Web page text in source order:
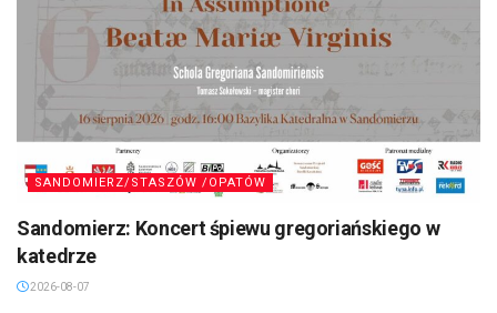
SANDOMIERZ/STASZÓW /OPATÓW
Sandomierz: Koncert śpiewu gregoriańskiego w
katedrze
2026-08-07